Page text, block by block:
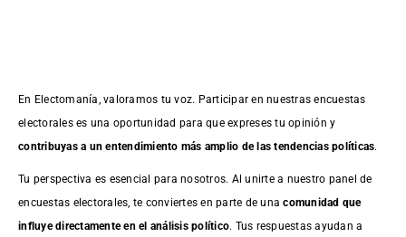
En Electomanía, valoramos tu voz. Participar en nuestras encuestas
electorales es una oportunidad para que expreses tu opinión y
contribuyas a un entendimiento más amplio de las tendencias políticas.
Tu perspectiva es esencial para nosotros. Al unirte a nuestro panel de
encuestas electorales, te conviertes en parte de unacomunidad que
influye directamente en el análisis político. Tus respuestas ayudan a